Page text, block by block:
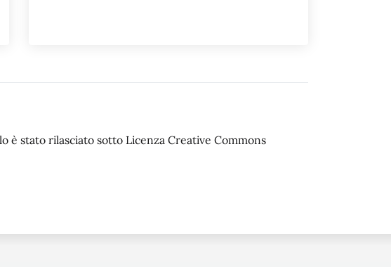
è stato rilasciato sotto Licenza Creative Commons